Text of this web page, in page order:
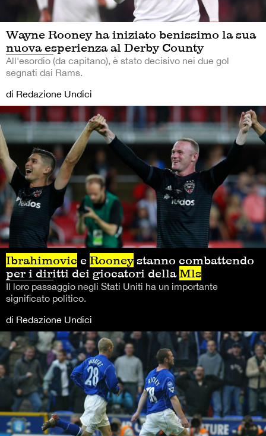
Wayne Rooney ha iniziato benissimo la sua
nuova esperienza al Derby County
All'esordio (da capitano), è stato decisivo nei due gol
segnati dai Rams.
di Redazione Undici
Ibrahimovic e Rooney stanno combattendo
per i diritti dei giocatori dellaMls
Il loro passaggio negli Stati Uniti ha un importante
significato politico.
di Redazione Undici